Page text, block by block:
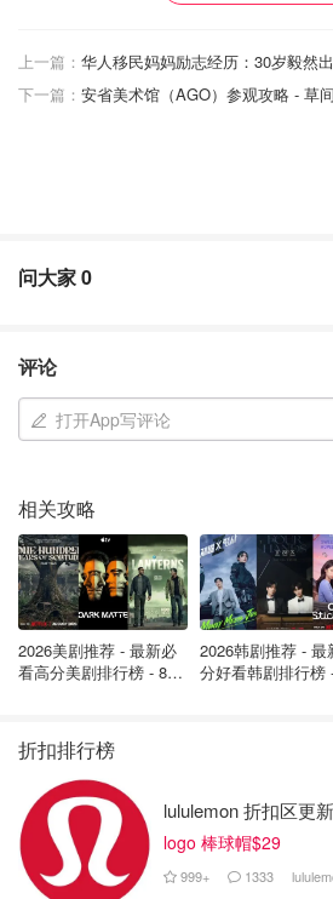
客厅的装修费用从1,500元到25,000
保持简单，花费最少。使用高档优质
大大增加成本。
上一篇：
下一篇：
问大家0
评论
打开App写评论
相关攻略
2026美剧推荐 - 最新必
看高分美剧排行榜 - 8月
2026韩剧推荐 - 最
分好看韩剧排行榜
折扣排行榜
lululemon 折扣区更
logo 棒球帽$29
999+ 1333